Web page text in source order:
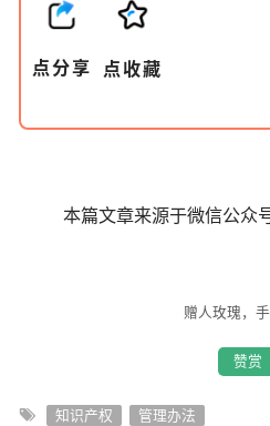
点分享 点 收藏
本篇文章来源于微信公众
赠人玫瑰，
赞赏
知识产权 管理办法